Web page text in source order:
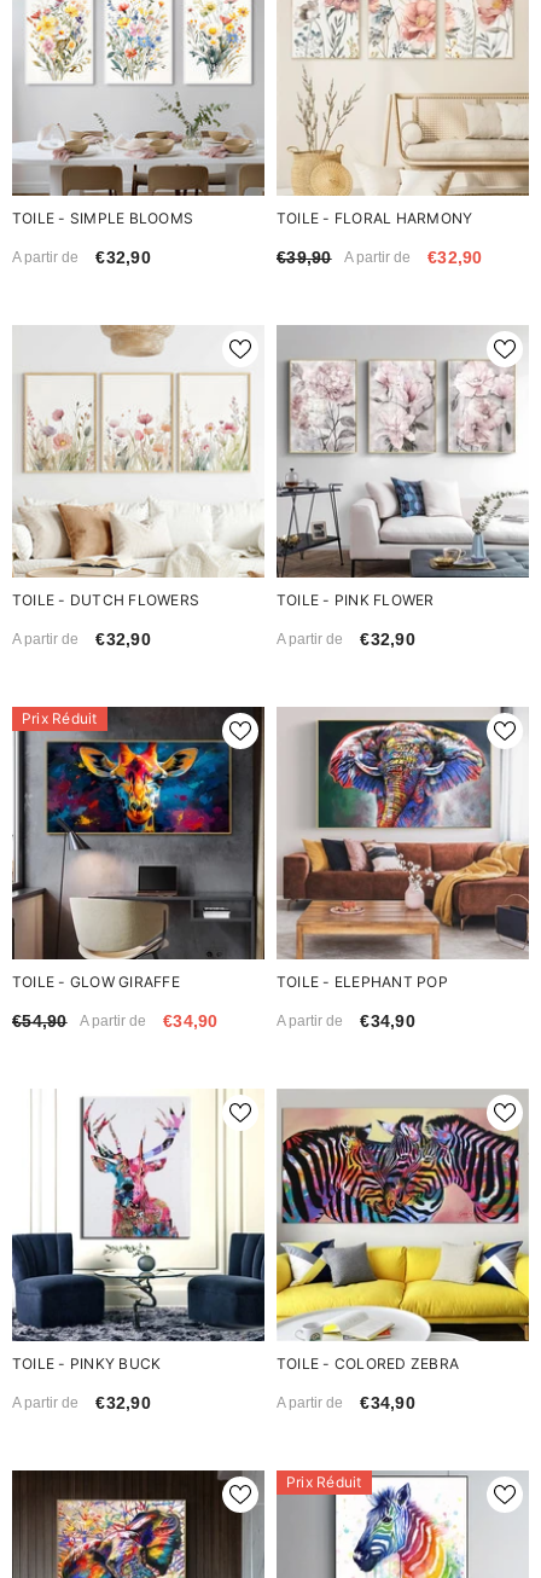
TOILE - SIMPLE BLOOMS
A partir de €32,90
TOILE - FLORAL HARMONY
€39,90 A partir de €32,90
TOILE - DUTCH FLOWERS
A partir de €32,90
TOILE - PINK FLOWER
A partir de €32,90
Prix Réduit
TOILE - GLOW GIRAFFE
€54,90 A partir de €34,90
TOILE - ELEPHANT POP
A partir de €34,90
TOILE - PINKY BUCK
A partir de €32,90
TOILE - COLORED ZEBRA
A partir de €34,90
Prix Réduit